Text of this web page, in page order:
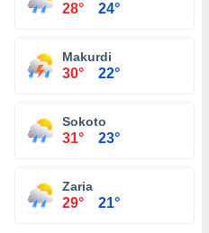
28° 24°
Makurdi
30° 22°
Sokoto
31° 23°
Zaria
29° 21°